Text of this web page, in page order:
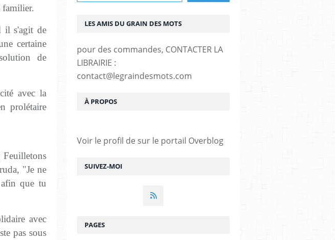
familier.
il s'agit de
certaine
de
avec la
prolétaire
Feuilletons
"Je ne
que tu
avec
pas sous
SUIVEZ-MOI
LES AMIS DU GRAIN DES MOTS
pour des commandes, CONTACTER LA
LIBRAIRIE :
contact@legraindesmots.com
À PROPOS
Voir le profil de sur le portail Overblog
PAGES